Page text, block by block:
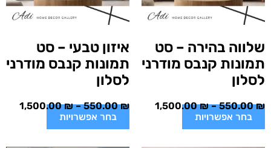
שלווה בהירה – סט
תמונות קנבס מודרני
לסלון
550.00₪
–
1,500.00₪
בחר אפשרויות
איזון טבעי – סט
תמונות קנבס מודרני
לסלון
550.00₪
–
1,500.00₪
בחר אפשרויות